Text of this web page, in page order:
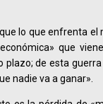
lo que enfrenta el
que
plazo; de esta
nadie va a ganar».